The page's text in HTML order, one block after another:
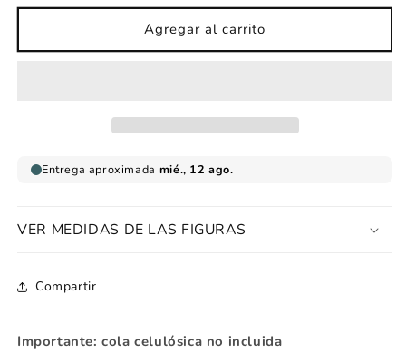
para
Pintado
para
Papel
Pintado
Agregar al carrito
VER MEDIDAS DE LAS FIGURAS
Compartir
Importante: cola celulósica no incluida